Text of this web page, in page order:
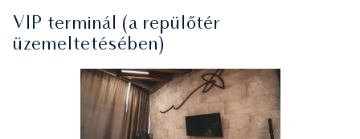
VIP terminál (a repülőtér
üzemeltetésében)